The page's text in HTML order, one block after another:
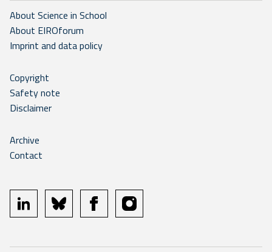
About Science in School
About EIROforum
Imprint and data policy
Copyright
Safety note
Disclaimer
Archive
Contact
linkedin bluesky facebookinstagram